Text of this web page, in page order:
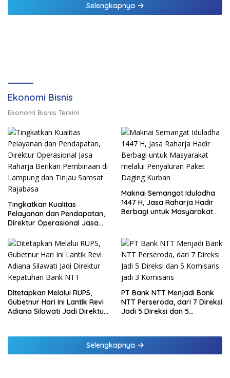
Selengkapnya
Ekonomi Bisnis
Ekonomi Bisnis Terkini
Tingkatkan Kualitas
Pelayanan dan Pendapatan,
Direktur Operasional Jasa
di Lampung dan Tinjau
Samsat Rajabasa
Maknai Semangat Iduladha
1447 H, Jasa Raharja Hadir
Berbagi untuk Masyarakat
Ditetapkan Melalui RUPS,
Gubetnur Hari Ini Lantik Revi
Adiana Silawati Jadi Direktur
PT Bank NTT Menjadi Bank
NTT Perseroda, dari 7 Direksi
Jadi 5 Direksi dan 5
Selengkapnya